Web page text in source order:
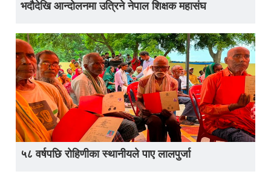
भदौदेखि आन्दोलनमा उत्रिने नेपाल शिक्षक महासंघ
५८ वर्षपछि रोहिणीका स्थानीयले पाए लालपुर्जा